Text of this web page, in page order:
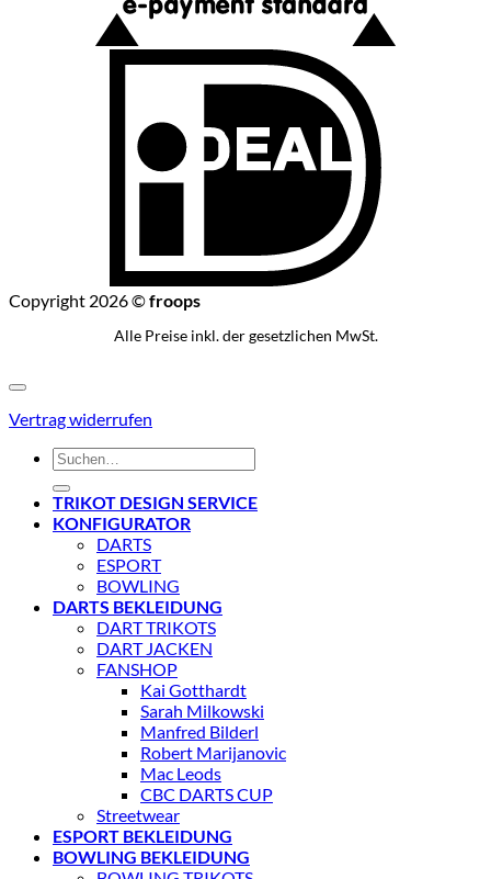
Copyright 2026 ©froops
Alle Preise inkl. der gesetzlichen MwSt.
Vertrag widerrufen
Suchen
nach:
TRIKOT DESIGN SERVICE
KONFIGURATOR
DARTS
ESPORT
BOWLING
DARTS BEKLEIDUNG
DART TRIKOTS
DART JACKEN
FANSHOP
Kai Gotthardt
Sarah Milkowski
Manfred Bilderl
Robert Marijanovic
Mac Leods
CBC DARTS CUP
Streetwear
ESPORT BEKLEIDUNG
BOWLING BEKLEIDUNG